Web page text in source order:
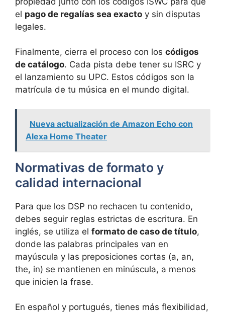
el pago de regalías sea exacto y sin disputas
legales.
Finalmente, cierra el proceso con los códigos
de catálogo. Cada pista debe tener su ISRC y
el lanzamiento su UPC. Estos códigos son la
matrícula de tu música en el mundo digital.
Nueva actualización de Amazon Echo con
Alexa Home Theater
Normativas de formato y
calidad internacional
Para que los DSP no rechacen tu contenido,
debes seguir reglas estrictas de escritura. En
inglés, se utiliza el formato de caso de título,
donde las palabras principales van en
mayúscula y las preposiciones cortas (a, an,
the, in) se mantienen en minúscula, a menos
que inicien la frase.
En español y portugués, tienes más flexibilidad,